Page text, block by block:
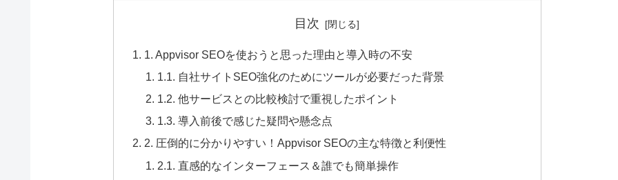
目次
1. Appvisor SEOを使おうと思った理由と導入時の不安
1.1. 自社サイトSEO強化のためにツールが必要だった背景
1.2. 他サービスとの比較検討で重視したポイント
1.3. 導入前後で感じた疑問や懸念点
2. 圧倒的に分かりやすい！Appvisor SEOの主な特徴と利便性
2.1. 直感的なインターフェース＆誰でも簡単操作